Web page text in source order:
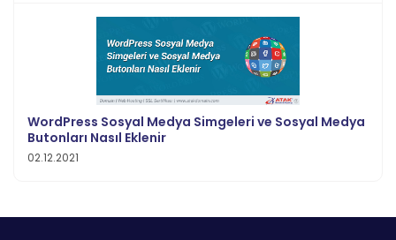
WordPress Sosyal Medya Simgeleri ve Sosyal Medya
Butonları Nasıl Eklenir
02.12.2021